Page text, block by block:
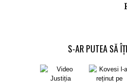
S-AR PUTEA SĂ